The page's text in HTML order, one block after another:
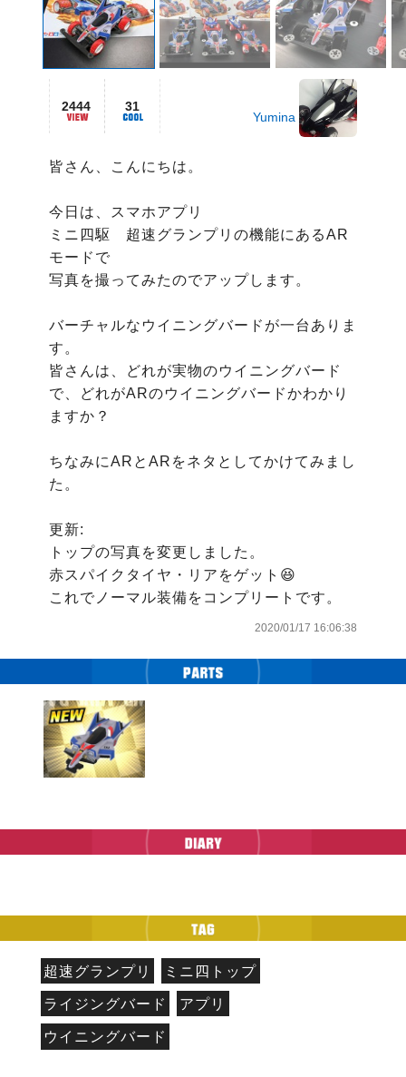
2444 31
Yumina
皆さん、こんにちは。
今日は、スマホアプリ
ミニ四駆　超速グランプリの機能にあるAR
モードで
写真を撮ってみたのでアップします。
バーチャルなウイニングバードが一台ありま
す。
皆さんは、どれが実物のウイニングバード
で、どれがARのウイニングバードかわかり
ますか？
ちなみにARとARをネタとしてかけてみまし
た。
更新:
トップの写真を変更しました。
赤スパイクタイヤ・リアをゲット😆
これでノーマル装備をコンプリートです。
2020/01/17 16:06:38
超速グランプリ ミニ四トップ
ライジングバード アプリ
ウイニングバード